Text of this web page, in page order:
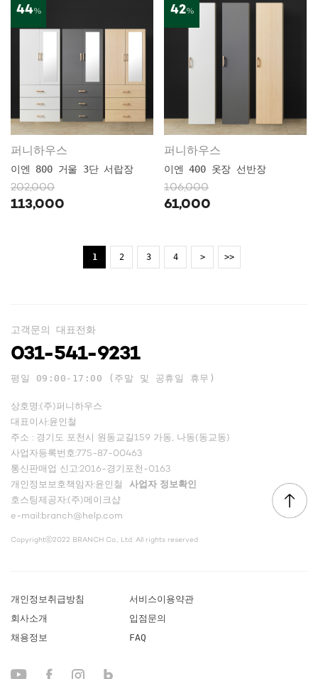
44%
퍼니하우스
이엔 800 거울 3단 서랍장
202,000
113,000
42%
퍼니하우스
이엔 400 옷장 선반장
106,000
61,000
1 2 3 4 > >>
고객문의 대표전화
031-541-9231
평일 09:00-17:00 (주말 및 공휴일 휴무)
상호명:(주)퍼니하우스
대표이사:윤인철
주소 : 경기도 포천시 원동교길159 가동, 나동(동교동)
사업자등록번호:775-87-00463
통신판매업 신고:2016-경기포천-0163
개인정보보호책임자:윤인철
사업자 정보확인
호스팅제공자:(주)메이크샵
e-mail:branch@help.com
Copyrightⓒ2022 BRANCH Co., Ltd. All rights reserved
개인정보취급방침
서비스이용약관
회사소개
입점문의
채용정보
FAQ